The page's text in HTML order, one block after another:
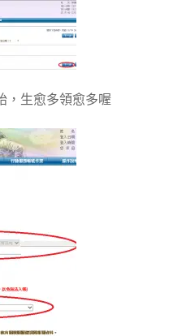
，生愈多領愈多喔